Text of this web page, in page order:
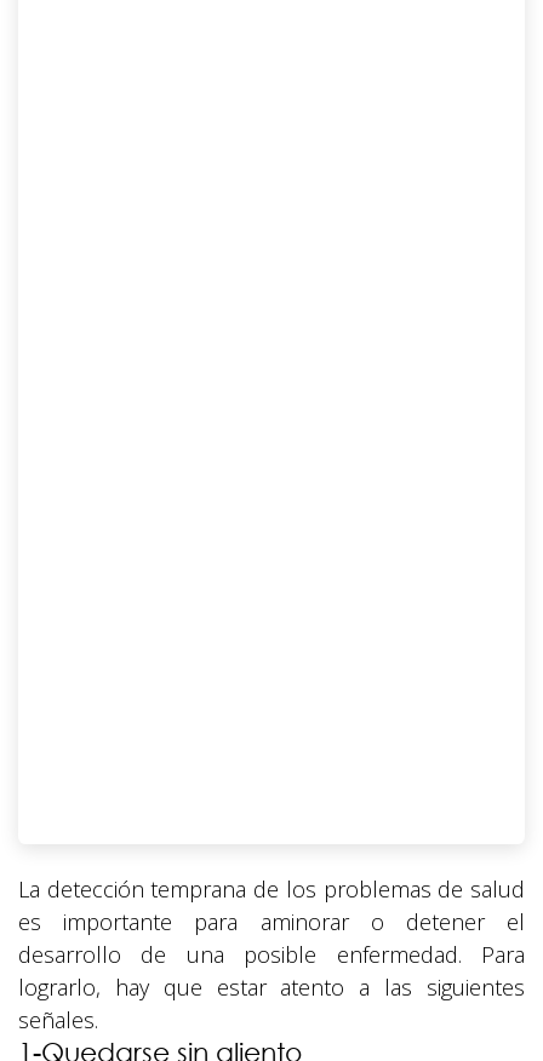
La detección temprana de los problemas de salud
es importante para aminorar o detener el
desarrollo de una posible enfermedad. Para
lograrlo, hay que estar atento a las siguientes
señales.
1-Quedarse sin aliento